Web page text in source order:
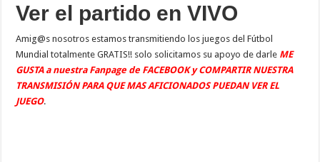
Ver el partido en VIVO
Amig@s nosotros estamos transmitiendo los juegos del Fútbol
Mundial totalmente GRATIS!! solo solicitamos su apoyo de darle ME
GUSTA a nuestra Fanpage de FACEBOOK y COMPARTIR NUESTRA
TRANSMISIÓN PARA QUE MAS AFICIONADOS PUEDAN VER EL
JUEGO.